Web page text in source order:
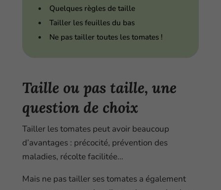
Quelques règles de taille
Tailler les feuilles du bas
Ne pas tailler toutes les tomates !
Taille ou pas taille, une
question de choix
Tailler les tomates peut avoir beaucoup
d’avantages : précocité, prévention des
maladies, récolte facilitée…
Mais ne pas tailler ses tomates a également